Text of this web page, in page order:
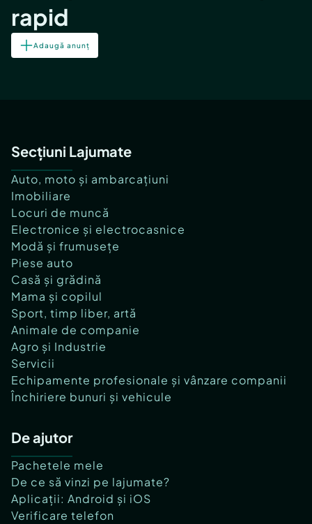
rapid
Adaugă anunț
Secțiuni Lajumate
Auto, moto și ambarcațiuni
Imobiliare
Locuri de muncă
Electronice și electrocasnice
Modă și frumusețe
Piese auto
Casă și grădină
Mama și copilul
Sport, timp liber, artă
Animale de companie
Agro și Industrie
Servicii
Echipamente profesionale și vânzare companii
Închiriere bunuri și vehicule
De ajutor
Pachetele mele
De ce să vinzi pe lajumate?
Aplicații: Android și iOS
Verificare telefon